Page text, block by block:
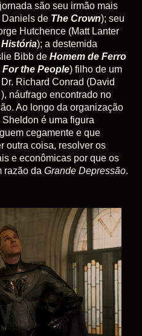
são seu irmão mais
Daniels de The Crown); seu
Hutchence (Matt Lanter
); a destemida
Bibb de Homem de Ferro
For the People) filho de um
Richard Conrad (David
), náufrago encontrado no
Ao longo da organização
é uma figura
cegamente e que
outra coisa, resolver os
e econômicas por que os
razão da Grande Depressão.